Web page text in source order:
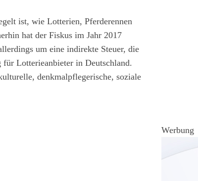
ist, wie Lotterien, Pferderennen
hat der Fiskus im Jahr 2017
um eine indirekte Steuer, die
für Lotterieanbieter in Deutschland.
denkmalpflegerische, soziale
Werbung